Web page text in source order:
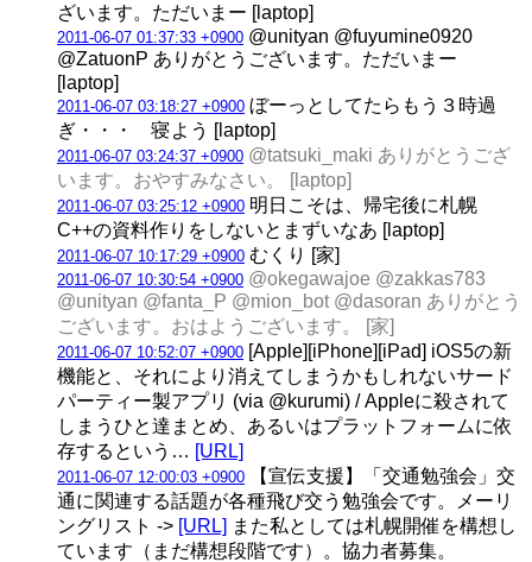
ざいます。ただいまー [laptop]
2011-06-07 01:37:33 +0900 @unityan @fuyumine0920
@ZatuonP ありがとうございます。ただいまー
[laptop]
2011-06-07 03:18:27 +0900 ぼーっとしてたらもう３時過
ぎ・・・ 寝よう [laptop]
2011-06-07 03:24:37 +0900 @tatsuki_maki ありがとうござ
います。おやすみなさい。 [laptop]
2011-06-07 03:25:12 +0900 明日こそは、帰宅後に札幌
C++の資料作りをしないとまずいなあ [laptop]
2011-06-07 10:17:29 +0900 むくり [家]
2011-06-07 10:30:54 +0900 @okegawajoe @zakkas783
@unityan @fanta_P @mion_bot @dasoran ありがとう
ございます。おはようございます。 [家]
2011-06-07 10:52:07 +0900 [Apple][iPhone][iPad] iOS5の新
機能と、それにより消えてしまうかもしれないサード
パーティー製アプリ (via @kurumi) / Appleに殺されて
しまうひと達まとめ、あるいはプラットフォームに依
存するという… [URL]
2011-06-07 12:00:03 +0900 【宣伝支援】「交通勉強会」交
通に関連する話題が各種飛び交う勉強会です。メーリ
ングリスト -> [URL] また私としては札幌開催を構想し
ています（まだ構想段階です）。協力者募集。